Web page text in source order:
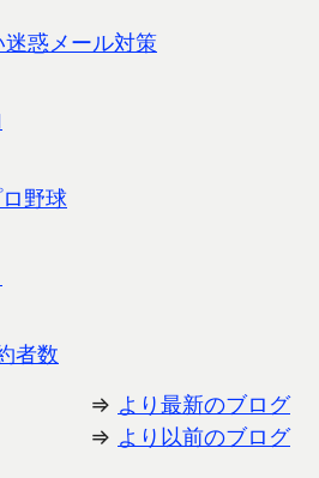
惑メール対策
野球
者数
⇒ より最新のブログ
⇒ より以前のブログ